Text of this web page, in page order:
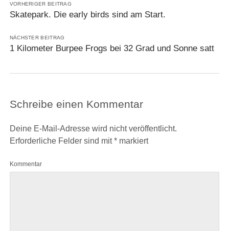
VORHERIGER BEITRAG
Skatepark. Die early birds sind am Start.
NÄCHSTER BEITRAG
1 Kilometer Burpee Frogs bei 32 Grad und Sonne satt
Schreibe einen Kommentar
Deine E-Mail-Adresse wird nicht veröffentlicht.
Erforderliche Felder sind mit*markiert
Kommentar